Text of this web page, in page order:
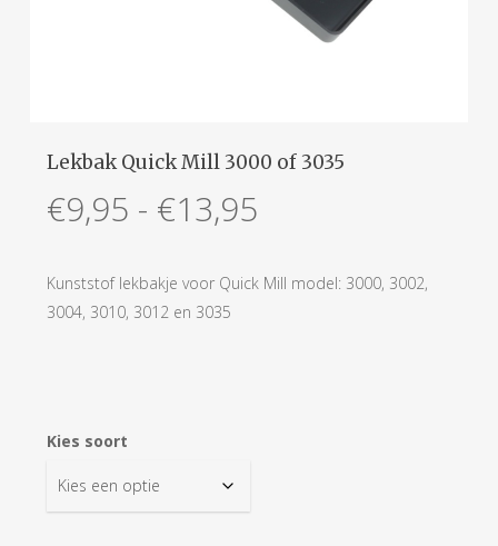
Lekbak Quick Mill 3000 of 3035
€9,95 - €13,95Prijsklasse:
tot
Kunststof lekbakje voor Quick Mill model: 3000, 3002,
3004, 3010, 3012 en 3035
Kies soort